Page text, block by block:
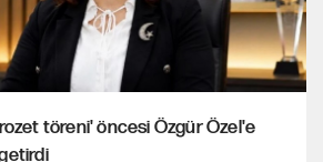
töreni' öncesi Özgür Özel'e